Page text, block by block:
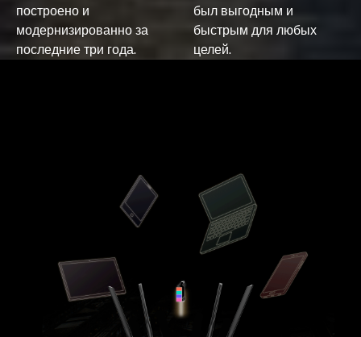
построено и
модернизированно за
последние три года.
был выгодным и
быстрым для любых
целей.